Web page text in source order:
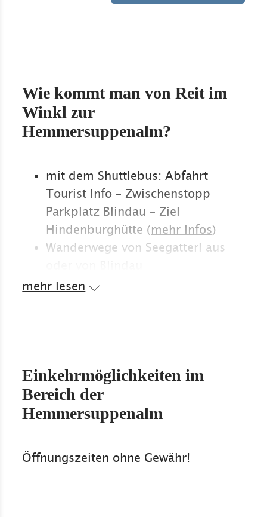
Wie kommt man von Reit im
Winkl zur
Hemmersuppenalm?
mit dem Shuttlebus: Abfahrt
Tourist Info – Zwischenstopp
Parkplatz Blindau – Ziel
Hindenburghütte (mehr Infos)
Wanderwege von Seegatterl aus
Schneeschuhwege von Seegatterl
mit dem MTB von Seegatterl oder
über den Klausenberg
mehr lesen
Einkehrmöglichkeiten im
Bereich der
Hemmersuppenalm
Öffnungszeiten ohne Gewähr!